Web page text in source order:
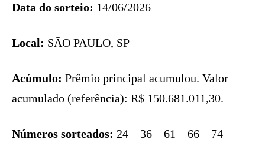
Data do sorteio: 14/06/2026
Local: SÃO PAULO, SP
Acúmulo: Prêmio principal acumulou. Valor
acumulado (referência): R$ 150.681.011,30.
Números sorteados: 24 – 36 – 61 – 66 – 74